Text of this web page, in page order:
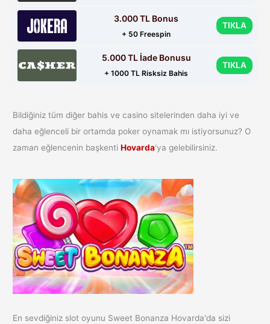
3.000 TL Bonus
+ 50 Freespin
TIKLA
5.000 TL İade Bonusu
+ 1000 TL Risksiz Bahis
TIKLA
Bildiğiniz tüm diğer bahis ve casino sitelerinden daha iyi ve
daha eğlenceli bir ortamda poker oynamak mı istiyorsunuz? O
zaman eğlencenin başkentiHovarda'ya gelebilirsiniz.
En sevdiğiniz slot oyunu Sweet Bonanza Hovarda'da sizi